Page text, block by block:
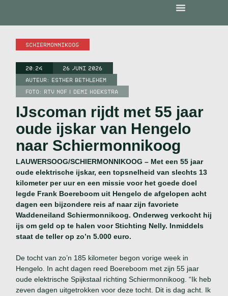
SCHIERMONNIKOOG
20:24
26 JUNI 2026
AUTEUR:ESTHER BETHLEHEM
FOTO: RTV NOF | DEMI HOEKSTRA
IJscoman rijdt met 55 jaar
oude ijskar van Hengelo
naar Schiermonnikoog
LAUWERSOOG/SCHIERMONNIKOOG – Met een 55 jaar
oude elektrische ijskar, een topsnelheid van slechts 13
kilometer per uur en een missie voor het goede doel
legde Frank Boereboom uit Hengelo de afgelopen acht
dagen een bijzondere reis af naar zijn favoriete
Waddeneiland Schiermonnikoog. Onderweg verkocht hij
ijs om geld op te halen voor Stichting Nelly. Inmiddels
staat de teller op zo’n 5.000 euro.
De tocht van zo’n 185 kilometer begon vorige week in
Hengelo. In acht dagen reed Boereboom met zijn 55 jaar
oude elektrische Spijkstaal richting Schiermonnikoog. “Ik heb
zeven dagen uitgetrokken voor deze tocht. Dit is dag acht. Ik